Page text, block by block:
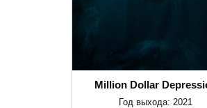
Million Dollar
Год выхода: 2021